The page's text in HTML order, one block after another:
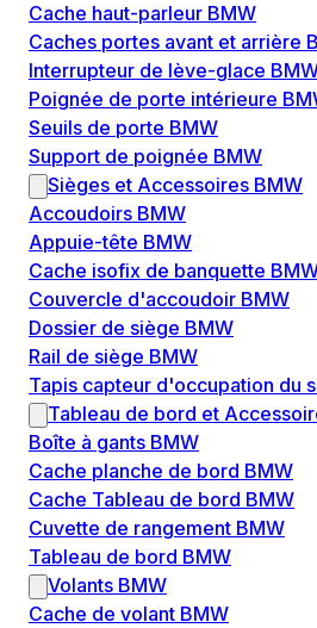
Cache haut-parleur BMW
Caches portes avant et arrière
Interrupteur de lève-glace
Poignée de porte intérieure
Seuils de porte BMW
Support de poignée BMW
Sièges et Accessoires BMW
Accoudoirs BMW
Appuie-tête BMW
Cache isofix de banquette
Couvercle d'accoudoir BMW
Dossier de siège BMW
Rail de siège BMW
Tapis capteur d'occupation du
Tableau de bord et
Boîte à gants BMW
Cache planche de bord BMW
Cache Tableau de bord BMW
Cuvette de rangement BMW
Tableau de bord BMW
Volants BMW
Cache de volant BMW